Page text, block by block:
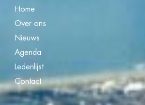
Home
Over ons
Nieuws
Agenda
Ledenlijst
Contact